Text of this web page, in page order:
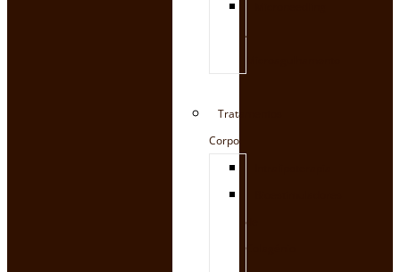
/
Tratamentos
Corpo
de
Colagénio